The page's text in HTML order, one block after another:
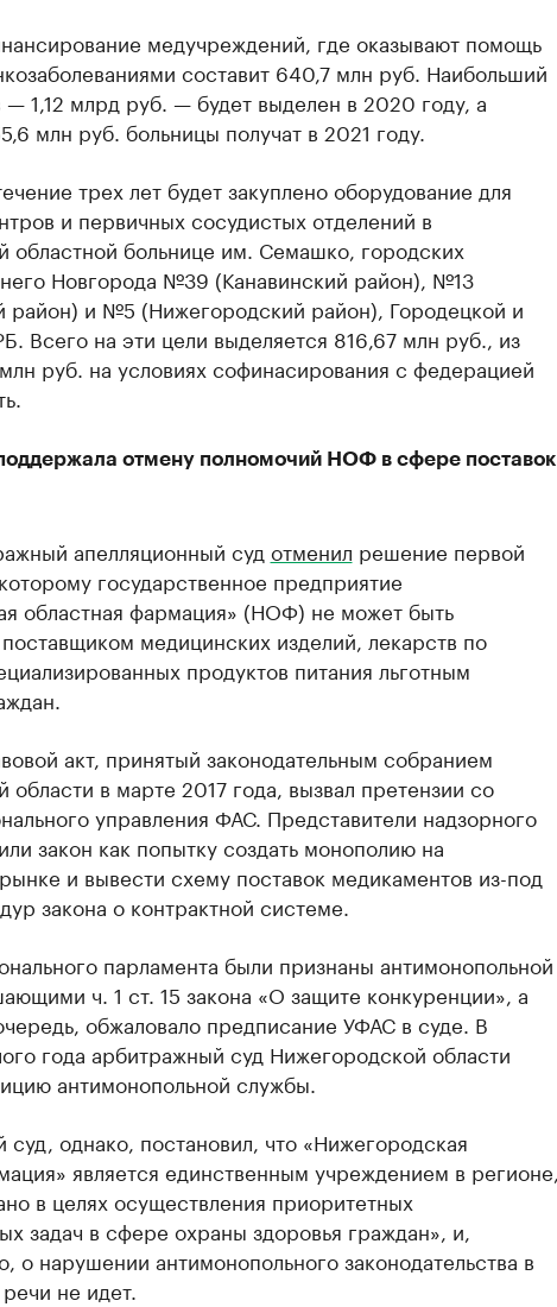
медучреждений, где оказывают помощь
составит 640,7 млн руб. Наибольший
1,12 млрд руб. — будет выделен в 2020 году, а
млн руб. больницы получат в 2021 году.
трех лет будет закуплено оборудование для
и первичных сосудистых отделений в
областной больнице им. Семашко, городских
Новгорода №39 (Канавинский район), №13
район) и №5 (Нижегородский район), Городецкой и
Всего на эти цели выделяется 816,67 млн руб., из
руб. на условиях софинасирования с федерацией
отмену полномочий НОФ в сфере поставок
апелляционный суд отменил решение первой
государственное предприятие
областная фармация» (НОФ) не может быть
медицинских изделий, лекарств по
продуктов питания льготным
акт, принятый законодательным собранием
области в марте 2017 года, вызвал претензии со
управления ФАС. Представители надзорного
закон как попытку создать монополию на
и вывести схему поставок медикаментов из-под
закона о контрактной системе.
парламента были признаны антимонопольной
ч. 1 ст. 15 закона «О защите конкуренции», а
обжаловало предписание УФАС в суде. В
года арбитражный суд Нижегородской области
антимонопольной службы.
суд, однако, постановил, что «Нижегородская
является единственным учреждением в регионе,
в целях осуществления приоритетных
задач в сфере охраны здоровья граждан», и,
о нарушении антимонопольного законодательства в
не идет.